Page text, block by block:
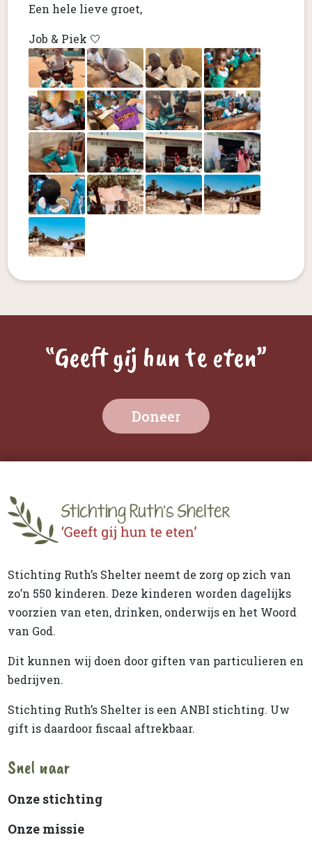
Een hele lieve groet,
Job & Piek 🤍
“Geeft gij hun te eten”
Doneer
Stichting Ruth’s Shelter neemt de zorg op zich van
zo’n 550 kinderen. Deze kinderen worden dagelijks
voorzien van eten, drinken, onderwijs en het Woord
van God.
Dit kunnen wij doen door giften van particulieren en
bedrijven.
Stichting Ruth’s Shelter is een ANBI stichting. Uw
gift is daardoor fiscaal aftrekbaar.
Snel naar
Onze stichting
Onze missie